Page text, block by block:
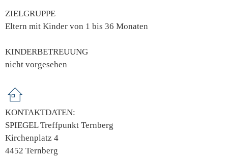
ZIELGRUPPE
Eltern mit Kinder von 1 bis 36 Monaten
KINDERBETREUUNG
nicht vorgesehen
KONTAKTDATEN:
SPIEGEL Treffpunkt Ternberg
Kirchenplatz 4
4452 Ternberg